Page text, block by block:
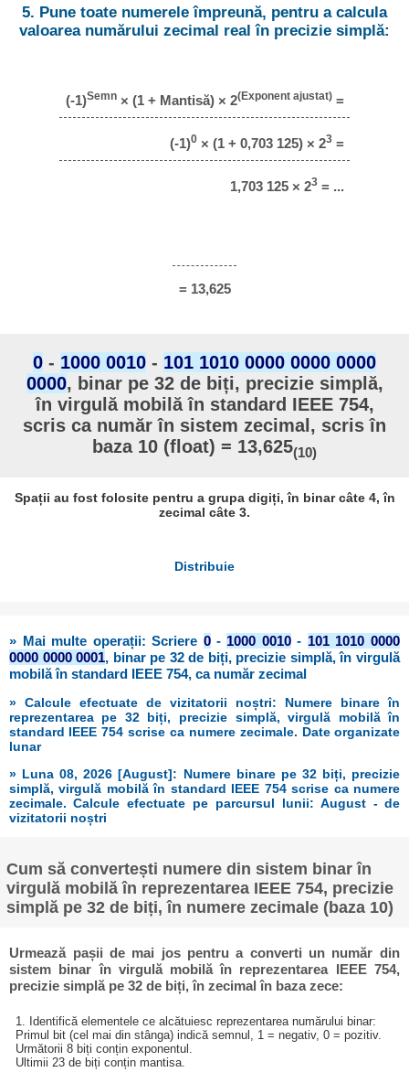
5. Pune toate numerele împreună, pentru a calcula
valoarea numărului zecimal real în precizie simplă:
(-1)Semn× (1 + Mantisă) × 2(Exponent ajustat)=
(-1)0× (1 + 0,703 125) × 23=
1,703 125 × 23= ...
= 13,625
0 - 1000 0010 - 101 1010 0000 0000 0000
0000, binar pe 32 de biți, precizie simplă,
în virgulă mobilă în standard IEEE 754,
scris ca număr în sistem zecimal, scris în
baza 10 (float) = 13,625(10)
Spații au fost folosite pentru a grupa digiți, în binar câte 4, în
zecimal câte 3.
Distribuie
» Mai multe operații: Scriere 0- 1000 0010- 101 1010 0000
0000 0000 0001, binar pe 32 de biți, precizie simplă, în virgulă
mobilă în standard IEEE 754, ca număr zecimal
» Calcule efectuate de vizitatorii noștri: Numere binare în
reprezentarea pe 32 biți, precizie simplă, virgulă mobilă în
standard IEEE 754 scrise ca numere zecimale. Date organizate
lunar
» Luna 08, 2026 [August]: Numere binare pe 32 biți, precizie
simplă, virgulă mobilă în standard IEEE 754 scrise ca numere
zecimale. Calcule efectuate pe parcursul lunii: August - de
vizitatorii noștri
Cum să convertești numere din sistem binar în
virgulă mobilă în reprezentarea IEEE 754, precizie
simplă pe 32 de biți, în numere zecimale (baza 10)
Urmează pașii de mai jos pentru a converti un număr din
sistem binar în virgulă mobilă în reprezentarea IEEE 754,
precizie simplă pe 32 de biți, în zecimal în baza zece:
1. Identifică elementele ce alcătuiesc reprezentarea numărului binar:
Primul bit (cel mai din stânga) indică semnul, 1 = negativ, 0 = pozitiv.
Următorii 8 biți conțin exponentul.
Ultimii 23 de biți conțin mantisa.